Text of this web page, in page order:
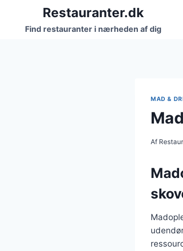
indhold
Restauranter.dk
Find restauranter i nærheden af dig
MAD &
Af